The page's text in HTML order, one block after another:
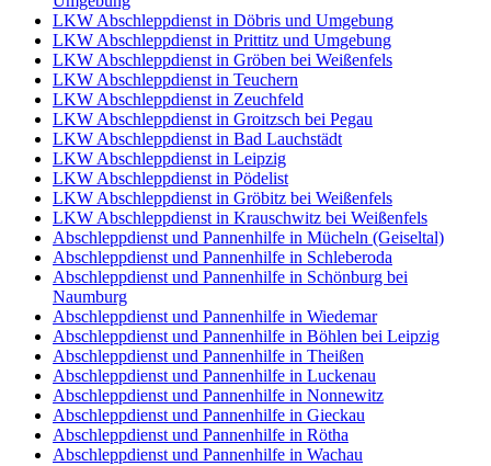
LKW Abschleppdienst in Döbris und Umgebung
LKW Abschleppdienst in Prittitz und Umgebung
LKW Abschleppdienst in Gröben bei Weißenfels
LKW Abschleppdienst in Teuchern
LKW Abschleppdienst in Zeuchfeld
LKW Abschleppdienst in Groitzsch bei Pegau
LKW Abschleppdienst in Bad Lauchstädt
LKW Abschleppdienst in Leipzig
LKW Abschleppdienst in Pödelist
LKW Abschleppdienst in Gröbitz bei Weißenfels
LKW Abschleppdienst in Krauschwitz bei Weißenfels
Abschleppdienst und Pannenhilfe in Mücheln (Geiseltal)
Abschleppdienst und Pannenhilfe in Schleberoda
Abschleppdienst und Pannenhilfe in Schönburg bei
Naumburg
Abschleppdienst und Pannenhilfe in Wiedemar
Abschleppdienst und Pannenhilfe in Böhlen bei Leipzig
Abschleppdienst und Pannenhilfe in Theißen
Abschleppdienst und Pannenhilfe in Luckenau
Abschleppdienst und Pannenhilfe in Nonnewitz
Abschleppdienst und Pannenhilfe in Gieckau
Abschleppdienst und Pannenhilfe in Rötha
Abschleppdienst und Pannenhilfe in Wachau